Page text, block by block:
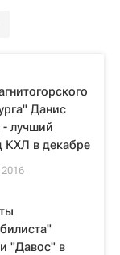
Данис
- лучший
КХЛ в декабре
"Давос" в